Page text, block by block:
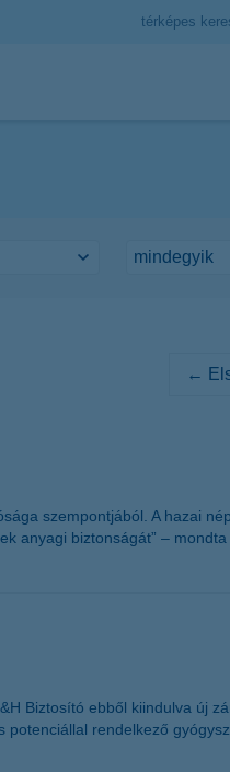
térképes
←
szempontjából. A hazai
anyagi biztonságát” –
Biztosító ebből kiindulva új
rendelkező